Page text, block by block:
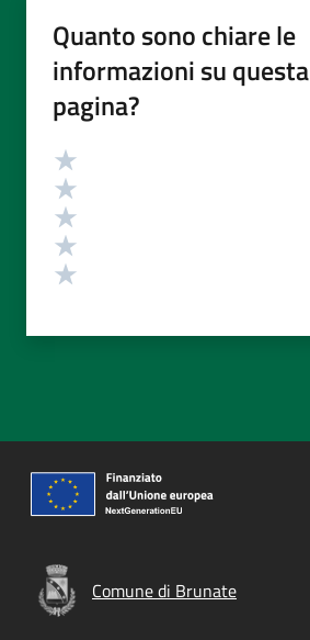
Quanto sono chiare le
informazioni su questa
pagina?
Valutazione
Comune di Brunate